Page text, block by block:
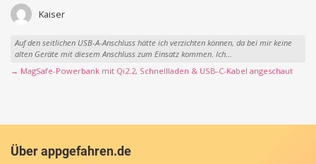
Kaiser
Auf den seitlichen USB-A-Anschluss hätte ich verzichten können, da bei mir keine
alten Geräte mit diesem Anschluss zum Einsatz kommen. Ich...
→ MagSafe-Powerbank mit Qi2.2, Schnellladen & USB-C-Kabel angeschaut
Über appgefahren.de